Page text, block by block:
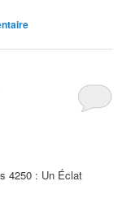
4250 : Un Éclat